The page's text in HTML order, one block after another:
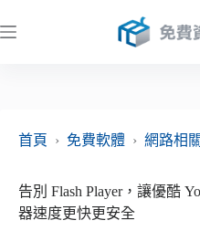
至
首頁
› 免費軟體 › 網路相關
告別 Flash Player，讓優酷
器速度更快更安全